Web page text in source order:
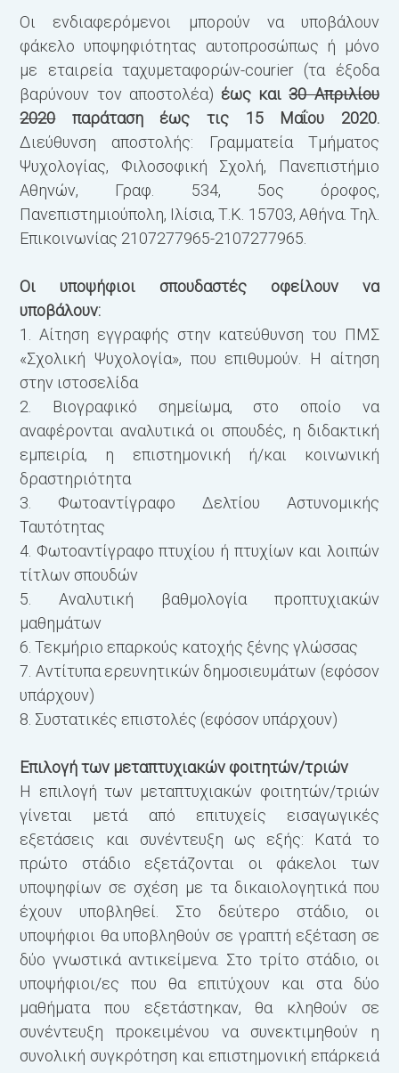
Οι ενδιαφερόμενοι μπορούν να υποβάλουν
φάκελο υποψηφιότητας αυτοπροσώπως ή μόνο
με εταιρεία ταχυμεταφορών-courier (τα έξοδα
βαρύνουν τον αποστολέα) έως και30 Απριλίου
2020παράταση έως τις 15 Μαΐου 2020.
Διεύθυνση αποστολής: Γραμματεία Τμήματος
Ψυχολογίας, Φιλοσοφική Σχολή, Πανεπιστήμιο
Αθηνών, Γραφ. 534, 5ος όροφος,
Πανεπιστημιούπολη, Ιλίσια, Τ.Κ. 15703, Αθήνα. Τηλ.
Επικοινωνίας 2107277965-2107277965.
Οι υποψήφιοι σπουδαστές οφείλουν να
υποβάλουν:
1. Αίτηση εγγραφής στην κατεύθυνση του ΠΜΣ
«Σχολική Ψυχολογία», που επιθυμούν. Η αίτηση
στην ιστοσελίδα
2. Βιογραφικό σημείωμα, στο οποίο να
αναφέρονται αναλυτικά οι σπουδές, η διδακτική
εμπειρία, η επιστημονική ή/και κοινωνική
δραστηριότητα
3. Φωτοαντίγραφο Δελτίου Αστυνομικής
Ταυτότητας
4. Φωτοαντίγραφο πτυχίου ή πτυχίων και λοιπών
τίτλων σπουδών
5. Αναλυτική βαθμολογία προπτυχιακών
μαθημάτων
6. Τεκμήριο επαρκούς κατοχής ξένης γλώσσας
7. Αντίτυπα ερευνητικών δημοσιευμάτων (εφόσον
υπάρχουν)
8. Συστατικές επιστολές (εφόσον υπάρχουν)
Επιλογή των μεταπτυχιακών φοιτητών/τριών
Η επιλογή των μεταπτυχιακών φοιτητών/τριών
γίνεται μετά από επιτυχείς εισαγωγικές
εξετάσεις και συνέντευξη ως εξής: Κατά το
πρώτο στάδιο εξετάζονται οι φάκελοι των
υποψηφίων σε σχέση με τα δικαιολογητικά που
έχουν υποβληθεί. Στο δεύτερο στάδιο, οι
υποψήφιοι θα υποβληθούν σε γραπτή εξέταση σε
δύο γνωστικά αντικείμενα. Στο τρίτο στάδιο, οι
υποψήφιοι/ες που θα επιτύχουν και στα δύο
μαθήματα που εξετάστηκαν, θα κληθούν σε
συνέντευξη προκειμένου να συνεκτιμηθούν η
συνολική συγκρότηση και επιστημονική επάρκειά